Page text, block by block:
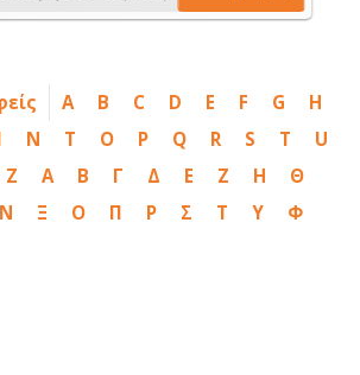
A B C D E F G
H
N T O P Q R S T
U
Z Α Β Γ Δ Ε Ζ Η
Θ
Ν Ξ Ο Π Ρ Σ Τ Υ
Φ